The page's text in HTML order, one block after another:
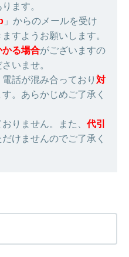
ます。
」からのメールを受け
すようお願いします。
かる場合がございますの
いませ。
電話が混み合っており 対
。あらかじめご了承く
りません。また、 代引
けませんのでご了承く